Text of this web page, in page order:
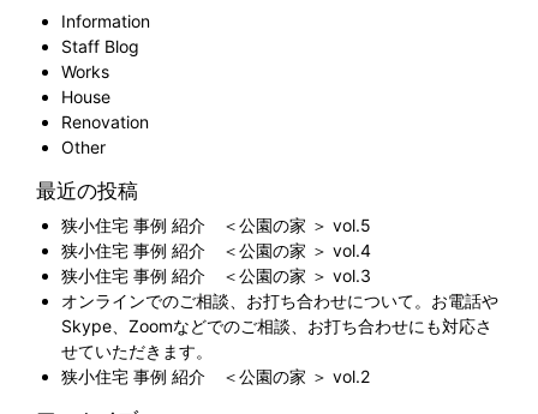
Information
Staff Blog
Works
House
Renovation
Other
最近の投稿
狭小住宅 事例 紹介 ＜公園の家 ＞ vol.5
狭小住宅 事例 紹介 ＜公園の家 ＞ vol.4
狭小住宅 事例 紹介 ＜公園の家 ＞ vol.3
オンラインでのご相談、お打ち合わせについて。お電話や
Skype、Zoomなどでのご相談、お打ち合わせにも対応さ
せていただきます。
狭小住宅 事例 紹介 ＜公園の家 ＞ vol.2